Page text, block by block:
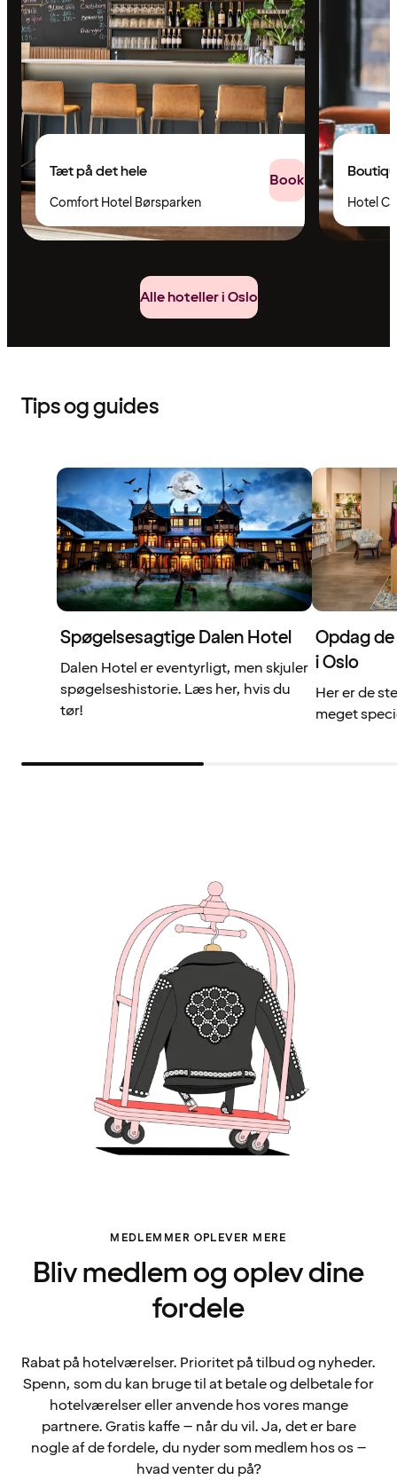
Tæt på det hele
Comfort Hotel Børsparken
Book
Hotel
Alle hoteller i Oslo
Tips og guides
Spøgelsesagtige Dalen Hotel
Dalen Hotel er eventyrligt, men skjuler
spøgelseshistorie. Læs her, hvis du
tør!
Opdag
i Oslo
Her er de
meget
MEDLEMMER OPLEVER MERE
Bliv medlem og oplev dine
fordele
Rabat på hotelværelser. Prioritet på tilbud og nyheder.
Spenn, som du kan bruge til at betale og delbetale for
hotelværelser eller anvende hos vores mange
partnere. Gratis kaffe – når du vil. Ja, det er bare
nogle af de fordele, du nyder som medlem hos os –
hvad venter du på?